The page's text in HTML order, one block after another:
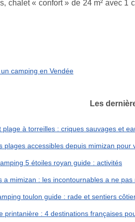
chalet « confort » de 24 m² avec
camping en Vendée
Les
plage à torreilles : criques sauvages et
plages accessibles depuis mimizan pour
5 étoiles royan guide : activités
a mimizan : les incontournables a ne pas
toulon guide : rade et sentiers
printanière : 4 destinations françaises